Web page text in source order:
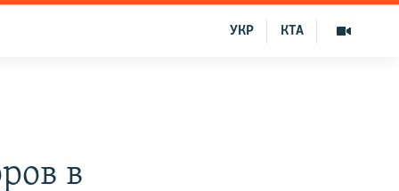
КТА
УКР
в